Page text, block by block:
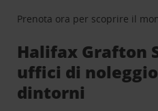
Prenota ora per scoprire il
Halifax Grafton
uffici di
dintorni